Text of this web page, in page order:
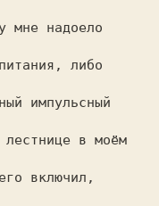
мне надоело
либо
импульсный
в моём
включил,